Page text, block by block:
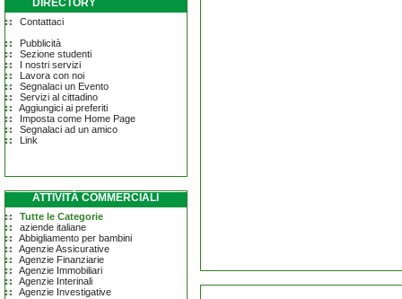
DIRECTORY
Contattaci
Pubblicità
Sezione studenti
I nostri servizi
Lavora con noi
Segnalaci un Evento
Servizi al cittadino
Aggiungici ai preferiti
Imposta come Home Page
Segnalaci ad un amico
Link
ATTIVITÀ COMMERCIALI
Tutte le Categorie
aziende italiane
Abbigliamento per bambini
Agenzie Assicurative
Agenzie Finanziarie
Agenzie Immobiliari
Agenzie Interinali
Agenzie Investigative